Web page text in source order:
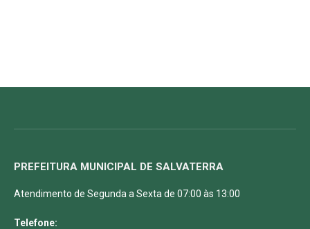
PREFEITURA MUNICIPAL DE SALVATERRA
Atendimento de Segunda a Sexta de 07:00 às 13:00
Telefone: